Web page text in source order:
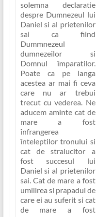
solemna declaratie
despre Dumnezeul lui
Daniel si al prietenilor
sai ca fiind
Dummnezeul
dumnezeilor si
Domnul împaratilor.
Poate ca pe langa
acestea ar mai fi ceva
care nu ar trebui
trecut cu vederea. Ne
aducem aminte cat de
mare a fost
înfrangerea
înteleptilor tronului si
cat de stralucitor a
fost succesul lui
Daniel si al prietenilor
sai. Cat de mare a fost
umilirea si prapadul de
care ei au suferit si cat
de mare a fost